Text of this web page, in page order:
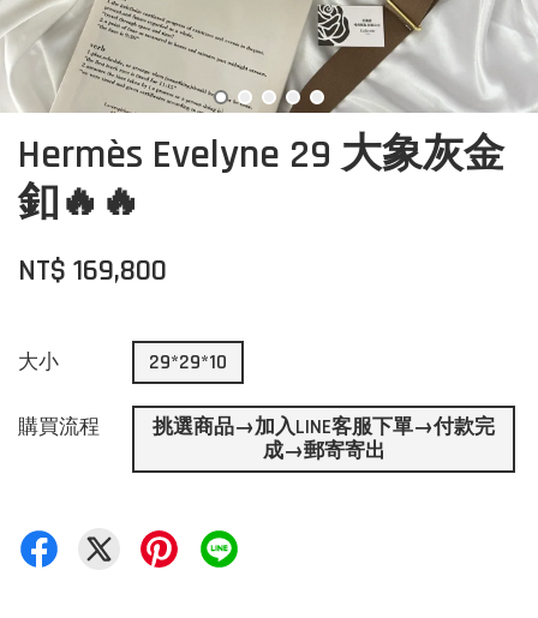
Hermès Evelyne 29 大象灰金
釦🔥🔥
NT$ 169,800
大小 29*29*10
購買流程
挑選商品→加入LINE客服下單→付款完
成→郵寄寄出